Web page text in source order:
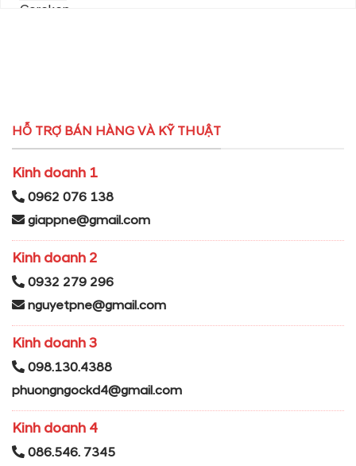
HỖ TRỢ BÁN HÀNG VÀ KỸ THUẬT
Kinh doanh 1
0962 076 138
giappne@gmail.com
Kinh doanh 2
0932 279 296
nguyetpne@gmail.com
Kinh doanh 3
098.130.4388
phuongngockd4@gmail.com
Kinh doanh 4
086.546. 7345